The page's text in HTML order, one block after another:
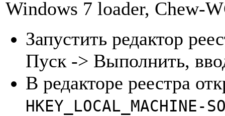
Windows 7 loader, Chew-
Запустить редактор
Пуск -> Выполнить,
В редакторе реестра